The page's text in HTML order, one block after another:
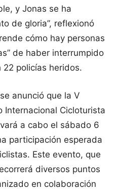
y Jonas se ha
de gloria”, reflexionó
cómo hay personas
de haber interrumpido
policías heridos.
anunció que la V
Internacional Cicloturista
a cabo el sábado 6
participación esperada
Este evento, que
diversos puntos
en colaboración